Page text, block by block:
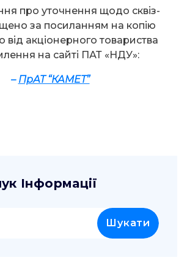
про уточнення щодо сквіз-
за посиланням на копію
від акціонерного товариства
на сайті ПАТ «НДУ»:
– ПрАТ “КАМЕТ”
Інформації